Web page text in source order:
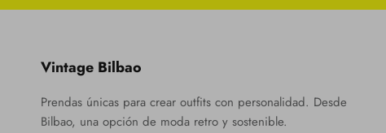
Vintage Bilbao
Prendas únicas para crear outfits con personalidad. Desde
Bilbao, una opción de moda retro y sostenible.